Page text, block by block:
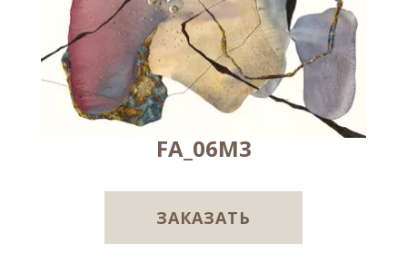
FA_06M3
ЗАКАЗАТЬ